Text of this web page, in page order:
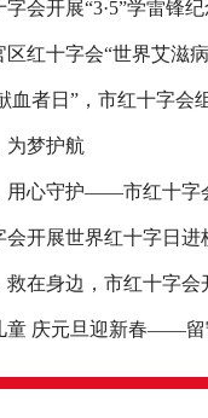
字会开展“3·5”学雷锋
区红十字会“世界艾滋
血者日”，市红十字会
为梦护航
用心守护——市红十字
会开展世界红十字日进
救在身边，市红十字
童 庆元旦迎新春——留